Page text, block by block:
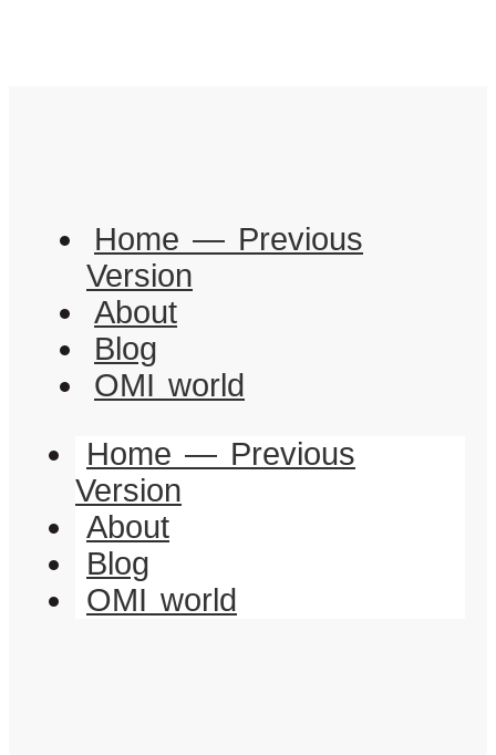
Home — Previous
Version
About
Blog
OMI world
Home — Previous
Version
About
Blog
OMI world